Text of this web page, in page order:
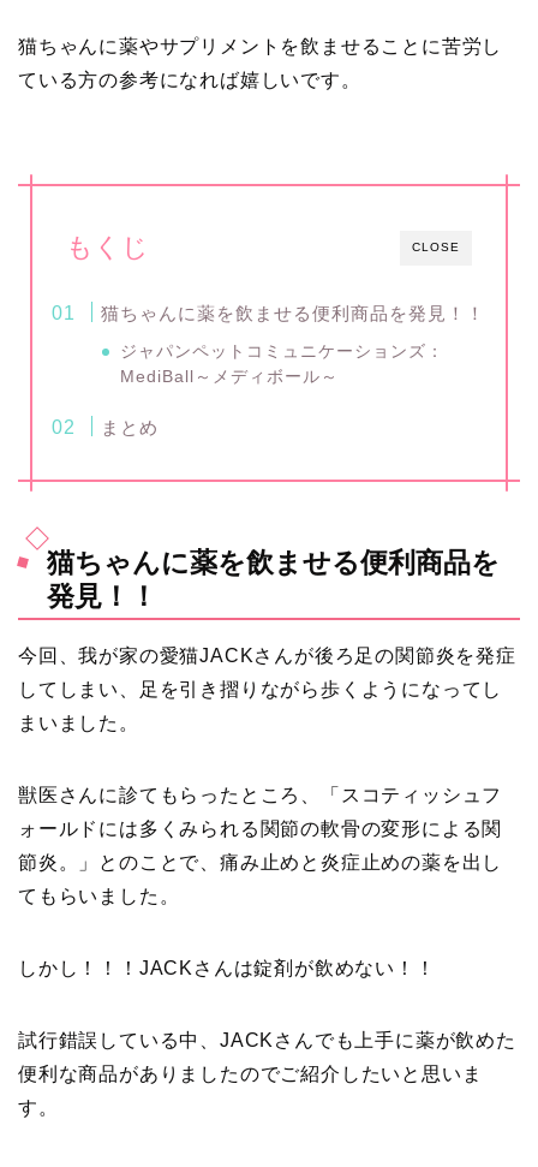
猫ちゃんに薬やサプリメントを飲ませることに苦労し
ている方の参考になれば嬉しいです。
CLOSE
もくじ
猫ちゃんに薬を飲ませる便利商品を発見！！
ジャパンペットコミュニケーションズ：
MediBall～メディボール～
まとめ
猫ちゃんに薬を飲ませる便利商品を
発見！！
今回、我が家の愛猫JACKさんが後ろ足の関節炎を発症
してしまい、足を引き摺りながら歩くようになってし
まいました。
獣医さんに診てもらったところ、「スコティッシュフ
ォールドには多くみられる関節の軟骨の変形による関
節炎。」とのことで、痛み止めと炎症止めの薬を出し
てもらいました。
しかし！！！JACKさんは錠剤が飲めない！！
試行錯誤している中、JACKさんでも上手に薬が飲めた
便利な商品がありましたのでご紹介したいと思いま
す。